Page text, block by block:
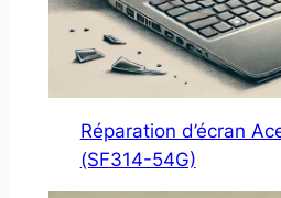
Réparation d’écran
(SF314-54G)